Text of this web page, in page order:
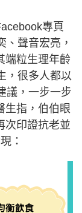
專頁
、聲音宏亮，
端粒生理年齡
，很多人都以
議，一步一步
生指，伯伯眼
次印證抗老並
：